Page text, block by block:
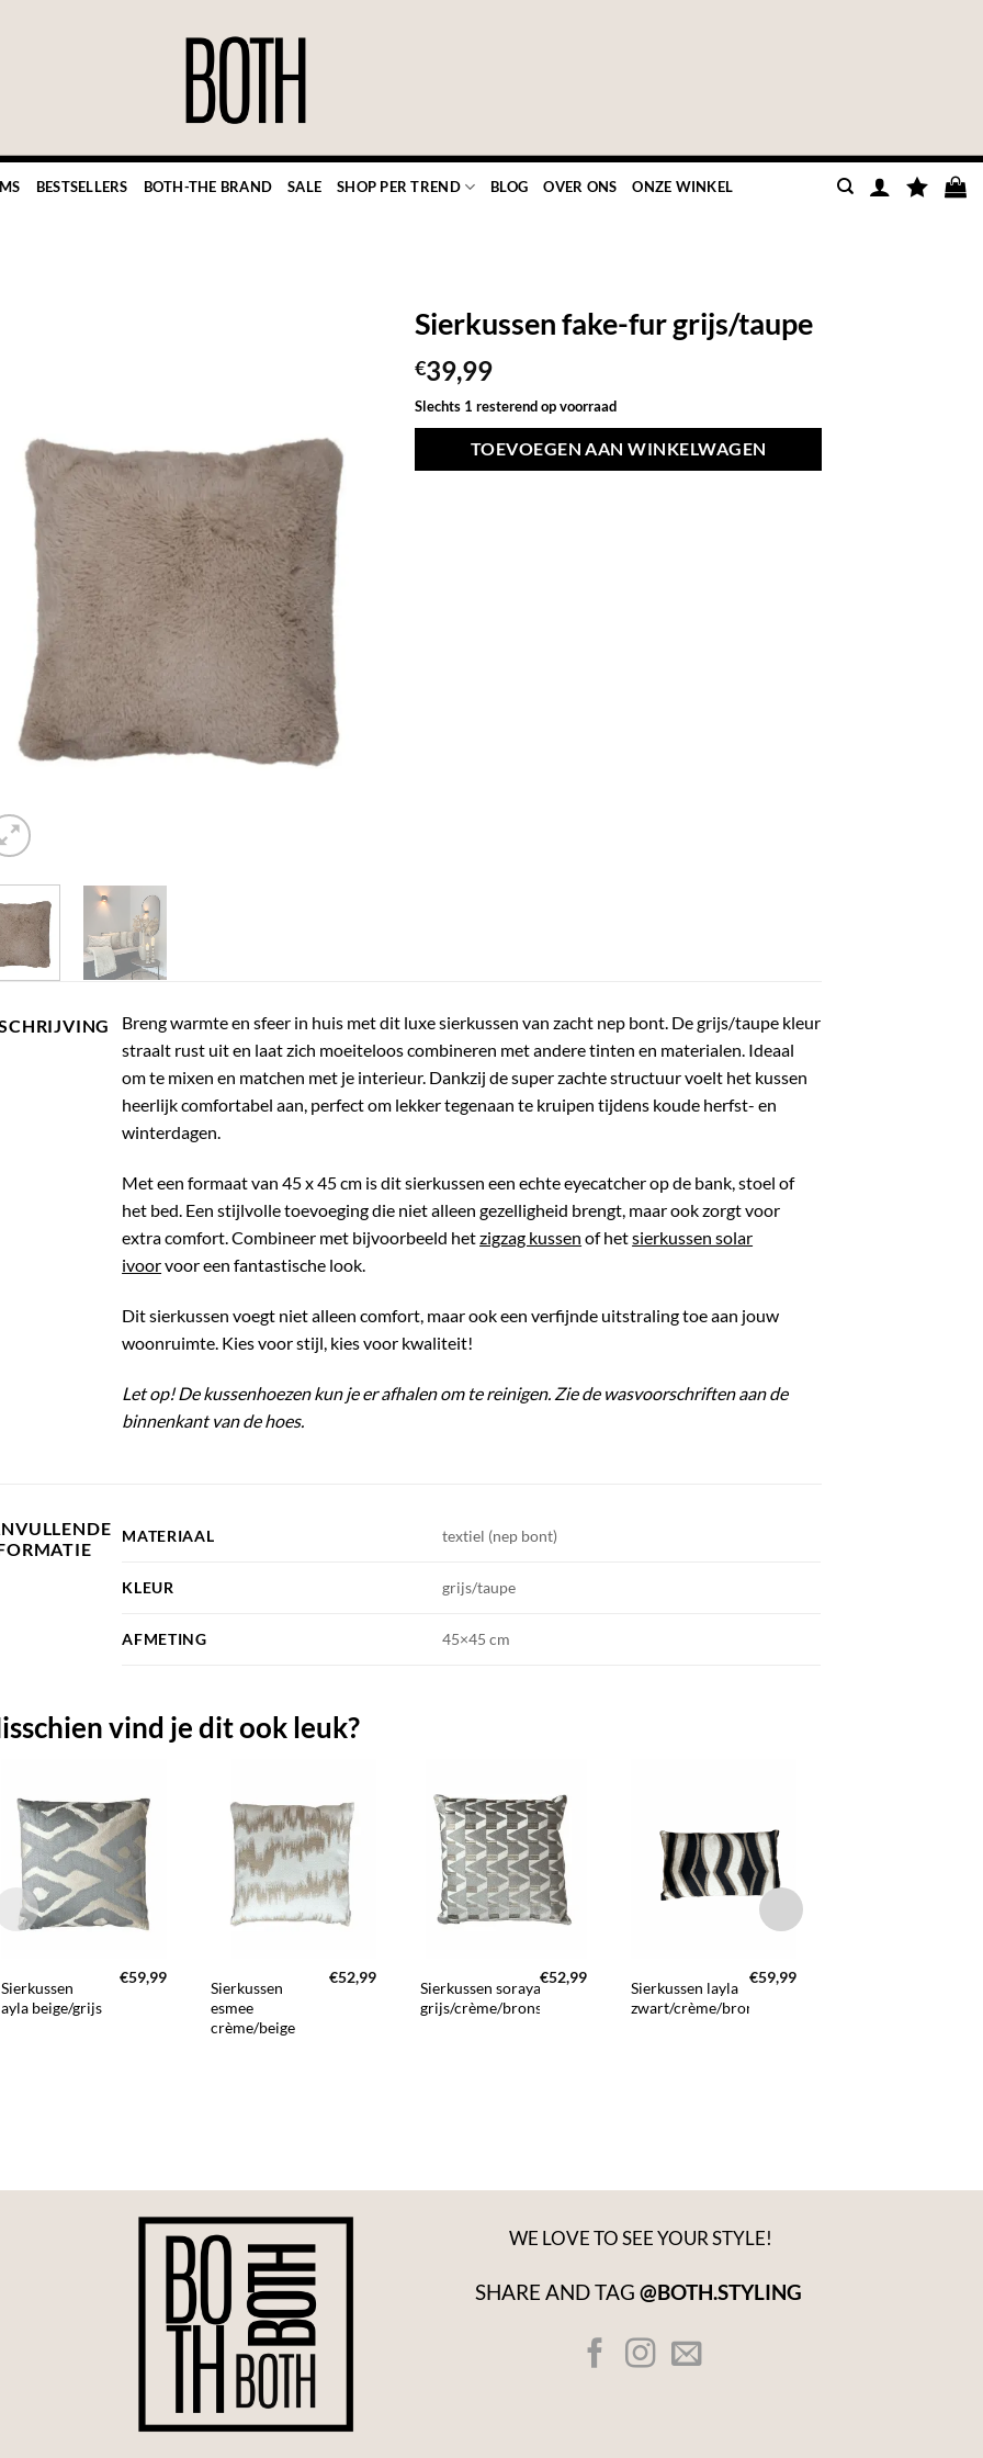
BESTSELLERS BOTH-THE BRAND SALE SHOP PER TREND BLOG OVER ONS ONZE WINKEL
FAVORIETEN
Sierkussen fake-fur grijs/taupe
€39,99
Slechts 1 resterend op voorraad
TOEVOEGEN AAN WINKELWAGEN
Breng warmte en sfeer in huis met dit luxe sierkussen van zacht nep bont. De grijs/taupe kleur
straalt rust uit en laat zich moeiteloos combineren met andere tinten en materialen. Ideaal
om te mixen en matchen met je interieur. Dankzij de super zachte structuur voelt het kussen
heerlijk comfortabel aan, perfect om lekker tegenaan te kruipen tijdens koude herfst- en
winterdagen.
Met een formaat van 45 x 45 cm is dit sierkussen een echte eyecatcher op de bank, stoel of
het bed. Een stijlvolle toevoeging die niet alleen gezelligheid brengt, maar ook zorgt voor
extra comfort. Combineer met bijvoorbeeld hetzigzag kussen of hetsierkussen solar
ivoorvoor een fantastische look.
Dit sierkussen voegt niet alleen comfort, maar ook een verfijnde uitstraling toe aan jouw
woonruimte. Kies voor stijl, kies voor kwaliteit!
Let op! De kussenhoezen kun je er afhalen om te reinigen. Zie de wasvoorschriften aan de
binnenkant van de hoes.
MATERIAAL textiel (nep bont)
KLEUR grijs/taupe
AFMETING 45×45 cm
vind je dit ook leuk?
TOEVOEGEN
AAN JOUW
FAVORIETEN
Sierkussen
ayla beige/grijs
€59,99
TOEVOEGEN
AAN JOUW
FAVORIETEN
Sierkussen
esmee
crème/beige
€52,99
TOEVOEGEN
AAN JOUW
FAVORIETEN
Sierkussen soraya
grijs/crème/brons
€52,99
TOEVOEGEN
AAN JOUW
FAVORIETEN
Sierkussen layla
zwart/crème/brons
€59,99
WE LOVE TO SEE YOUR STYLE!
SHARE AND TAG @BOTH.STYLING